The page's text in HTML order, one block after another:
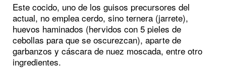
Este cocido, uno de los guisos precursores del
actual, no emplea cerdo, sino ternera (jarrete),
huevos haminados (hervidos con 5 pieles de
cebollas para que se oscurezcan), aparte de
garbanzos y cáscara de nuez moscada, entre otro
ingredientes.